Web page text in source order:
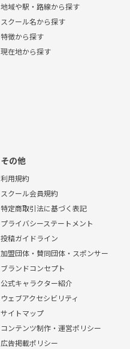
地域や駅・路線から探す
スクール名から探す
特徴から探す
現在地から探す
その他
利用規約
スクール会員規約
特定商取引法に基づく表記
プライバシーステートメント
投稿ガイドライン
加盟団体・賛同団体・スポンサー
ブランドコンセプト
公式キャラクター紹介
ウェブアクセシビリティ
サイトマップ
コンテンツ制作・運営ポリシー
広告掲載ポリシー